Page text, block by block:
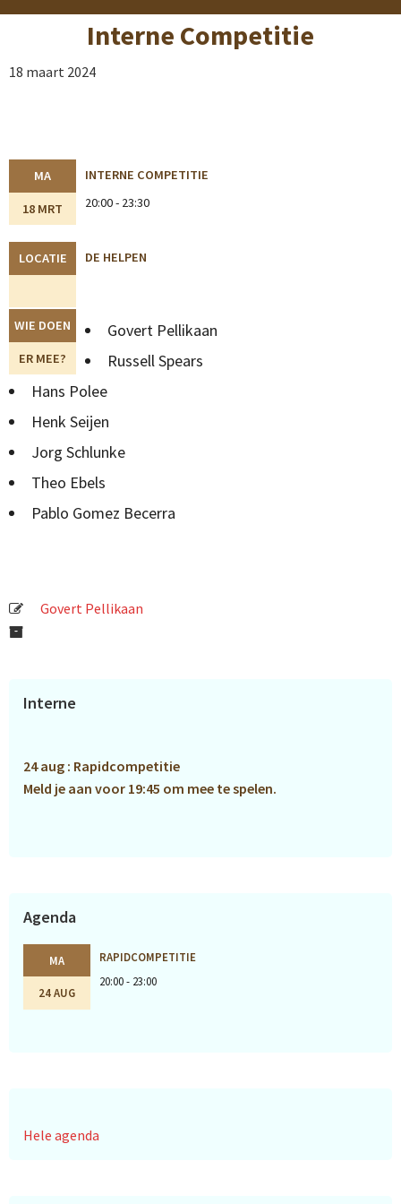
Interne Competitie
18 maart 2024
MA
18 MRT
INTERNE COMPETITIE
20:00 - 23:30
LOCATIE DE HELPEN
WIE DOEN
ER MEE?
Govert Pellikaan
Russell Spears
Hans Polee
Henk Seijen
Jorg Schlunke
Theo Ebels
Pablo Gomez Becerra
Govert Pellikaan
Primaire
Interne
24 aug : Rapidcompetitie
Meld je aan voor 19:45 om mee te spelen.
Agenda
MA
24 AUG
RAPIDCOMPETITIE
20:00 - 23:00
Hele agenda